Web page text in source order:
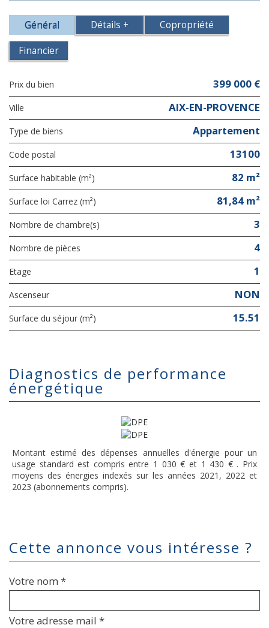
Général Détails + Copropriété
Financier
Prix du bien 399 000 €
Ville AIX-EN-PROVENCE
Type de biens Appartement
Code postal 13100
Surface habitable (m²) 82 m²
Surface loi Carrez (m²) 81,84 m²
Nombre de chambre(s) 3
Nombre de pièces 4
Etage 1
Ascenseur NON
Surface du séjour (m²) 15.51
diagnostics de performance
énergétique
Montant estimé des dépenses annuelles d'énergie pour un
usage standard est compris entre 1 030 € et 1 430 € . Prix
moyens des énergies indexés sur les années 2021, 2022 et
2023 (abonnements compris).
cette annonce vous intéresse ?
Votre nom *
Votre adresse mail *